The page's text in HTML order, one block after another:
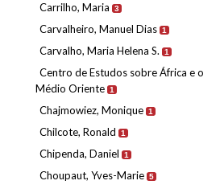
Carrilho, Maria 3
Carvalheiro, Manuel Dias 1
Carvalho, Maria Helena S. 1
Centro de Estudos sobre África e o
Médio Oriente 1
Chajmowiez, Monique 1
Chilcote, Ronald 1
Chipenda, Daniel 1
Choupaut, Yves-Marie 5